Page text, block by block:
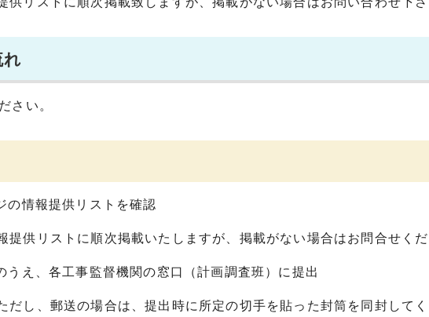
れ
さい。
情報提供リストを確認
供リストに順次掲載いたしますが、掲載がない場合はお問合せく
え、各工事監督機関の窓口（計画調査班）に提出
し、郵送の場合は、提出時に所定の切手を貼った封筒を同封して